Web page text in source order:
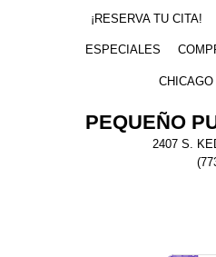
¡RESERVA TU CITA!
ESPECIALES
CHICAGO
PEQUEÑO
2407 S.